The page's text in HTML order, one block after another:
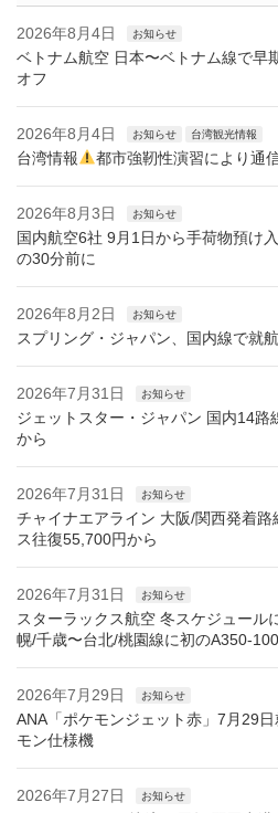
2026年8月4日 お知らせ
ベトナム航空 日本〜ベトナム線で早
オフ
2026年8月4日 お知らせ 台湾観光情報
台湾情報 都市強靭性演習により通
2026年8月3日 お知らせ
国内航空6社 9月1日から手荷物預け
の30分前に
2026年8月2日 お知らせ
スプリング・ジャパン、国内線で就
2026年7月31日 お知らせ
ジェットスター・ジャパン 国内14路
から
2026年7月31日 お知らせ
チャイナエアライン 大阪/関西発着
ス往復55,700円から
2026年7月31日 お知らせ
スターラックス航空 冬スケジュール
幌/千歳〜台北/桃園線に初のA350-
2026年7月29日 お知らせ
ANA「ポケモンジェット赤」7月29
モン仕様機
2026年7月27日 お知らせ